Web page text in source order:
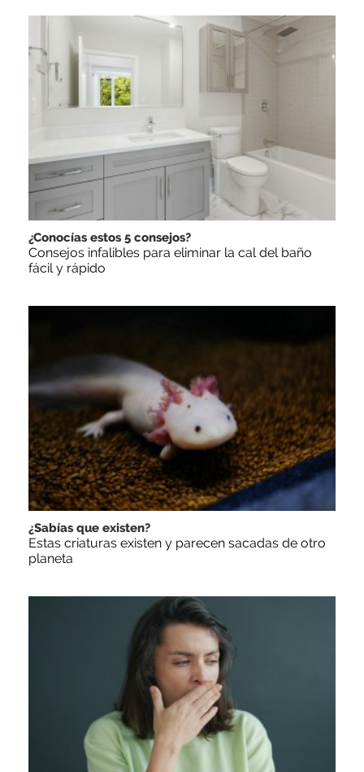
¿Conocías estos 5 consejos?
Consejos infalibles para eliminar la cal del baño
fácil y rápido
¿Sabías que existen?
Estas criaturas existen y parecen sacadas de otro
planeta